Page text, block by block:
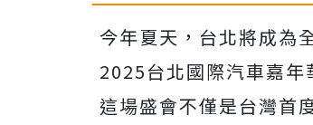
今年夏天，台北將成為
2025台北國際汽車嘉年
這場盛會不僅是台灣首